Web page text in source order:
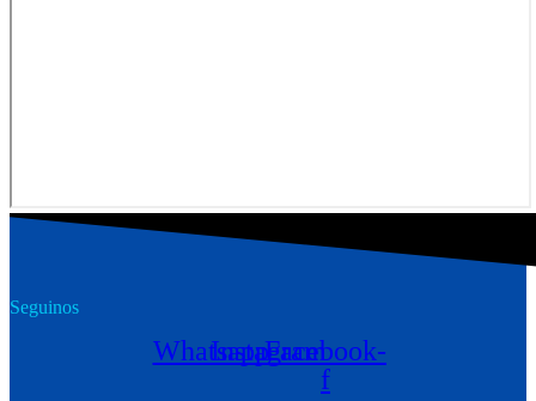
Seguinos
WhatsappInstagram
Facebook-
f